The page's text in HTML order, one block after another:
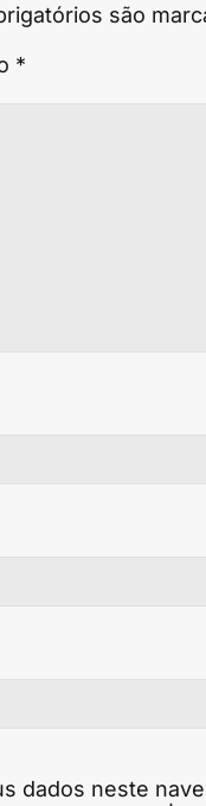
são
*
dados neste